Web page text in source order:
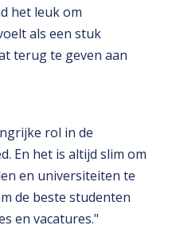
het leuk om
als een stuk
terug te geven aan
rol in de
En het is altijd slim om
en universiteiten te
de beste studenten
en vacatures."